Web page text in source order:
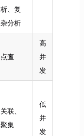
析、复
杂分析
点查
高
并
发
关联、
聚集
低
并
发